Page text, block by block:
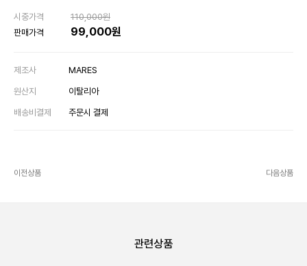
시중가격
110,000원
판매가격
99,000원
제조사 MARES
원산지 이탈리아
배송비결제 주문시 결제
이전상품 다음상품
관련상품